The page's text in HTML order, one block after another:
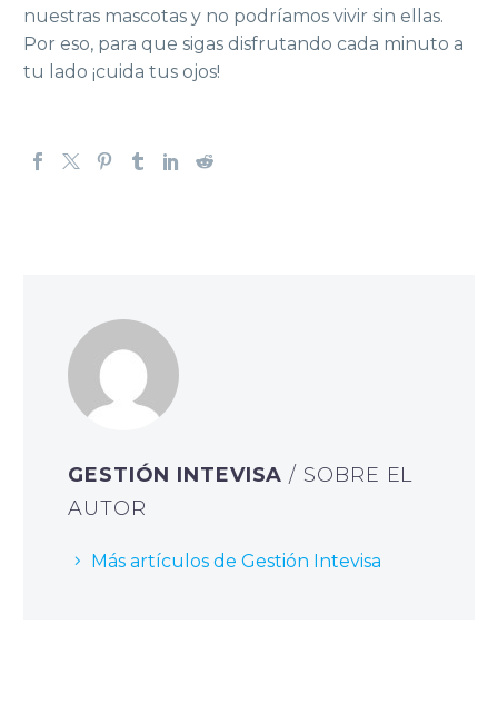
nuestras mascotas y no podríamos vivir sin ellas.
Por eso, para que sigas disfrutando cada minuto a
tu lado ¡cuida tus ojos!
GESTIÓN INTEVISA/ SOBRE EL
AUTOR
Más artículos de Gestión Intevisa